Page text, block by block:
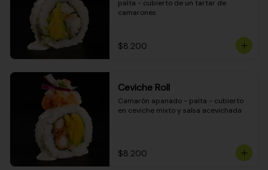
palta - cubierto de un tartar de
camarones
$8.200
Ceviche Roll
Camarón apanado - palta - cubierto
en ceviche mixto y salsa acevichada
$8.200